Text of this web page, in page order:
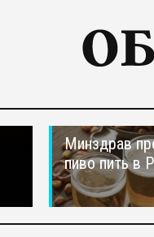
Минздрав
пиво пить в